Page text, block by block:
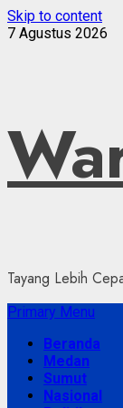
Skip to content
7 Agustus 2026
Tayang Lebih
Primary Menu
Beranda
Medan
Sumut
Nasional